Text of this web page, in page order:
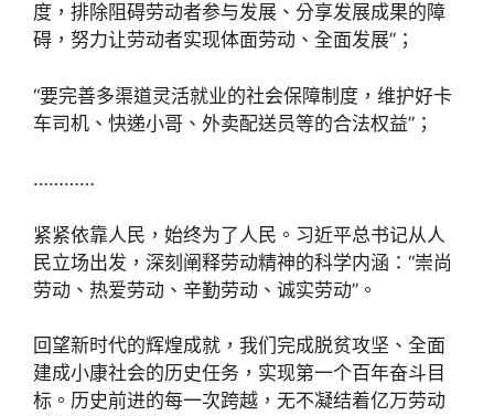
度，排除阻碍劳动者参与发展、分享发展成果的障
碍，努力让劳动者实现体面劳动、全面发展”；
“要完善多渠道灵活就业的社会保障制度，维护好卡
车司机、快递小哥、外卖配送员等的合法权益”；
…………
紧紧依靠人民，始终为了人民。习近平总书记从人
民立场出发，深刻阐释劳动精神的科学内涵：“崇尚
劳动、热爱劳动、辛勤劳动、诚实劳动”。
回望新时代的辉煌成就，我们完成脱贫攻坚、全面
建成小康社会的历史任务，实现第一个百年奋斗目
标。历史前进的每一次跨越，无不凝结着亿万劳动